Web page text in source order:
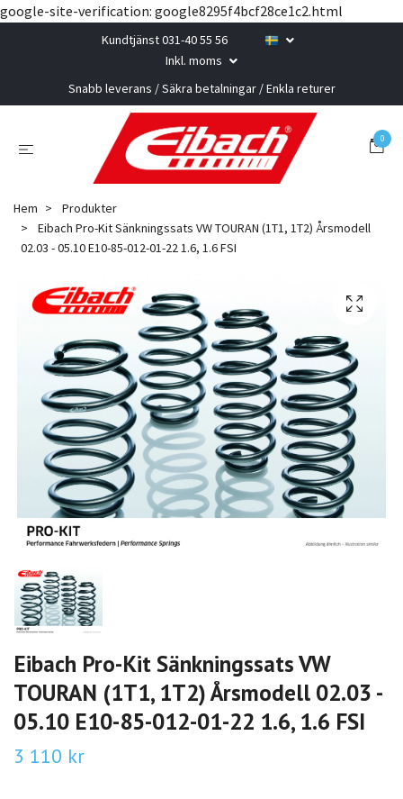
google-site-verification: google8295f4bcf28ce1c2.html
Kundtjänst 031-40 55 56
Inkl. moms
Snabb leverans / Säkra betalningar / Enkla returer
0
Hem
Produkter
Eibach Pro-Kit Sänkningssats VW TOURAN (1T1, 1T2) Årsmodell
02.03 - 05.10 E10-85-012-01-22 1.6, 1.6 FSI
Eibach Pro-Kit Sänkningssats VW
TOURAN (1T1, 1T2) Årsmodell 02.03 -
05.10 E10-85-012-01-22 1.6, 1.6 FSI
3 110 kr